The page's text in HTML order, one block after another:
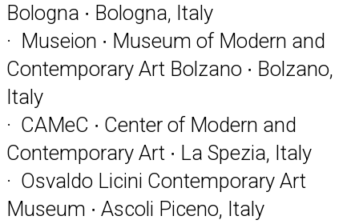
Bologna ∙ Bologna, Italy
· Museion ∙ Museum of Modern and
Contemporary Art Bolzano ∙ Bolzano,
Italy
· CAMeC ∙ Center of Modern and
Contemporary Art ∙ La Spezia, Italy
· Osvaldo Licini Contemporary Art
Museum ∙ Ascoli Piceno, Italy